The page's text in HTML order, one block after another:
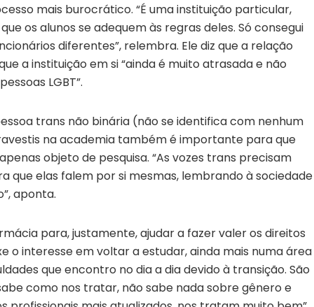
mais burocrático. “É uma instituição particular,
os alunos se adequem às regras deles. Só consegui
diferentes”, relembra. Ele diz que a relação
a instituição em si “ainda é muito atrasada e não
LGBT”.
trans não binária (não se identifica com nenhum
na academia também é importante para que
objeto de pesquisa. “As vozes trans precisam
que elas falem por si mesmas, lembrando à sociedade
aponta.
para, justamente, ajudar a fazer valer os direitos
o interesse em voltar a estudar, ainda mais numa área
que encontro no dia a dia devido à transição. São
como nos tratar, não sabe nada sobre gênero e